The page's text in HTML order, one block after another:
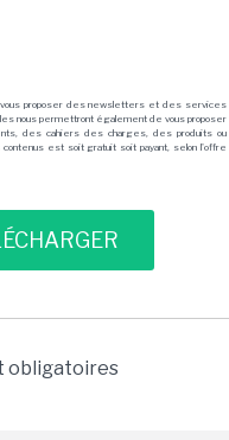
vous proposer des newsletters et des services
nous permettront également de vous proposer
des cahiers des charges, des produits ou
est soit gratuit soit payant, selon l'offre
obligatoires